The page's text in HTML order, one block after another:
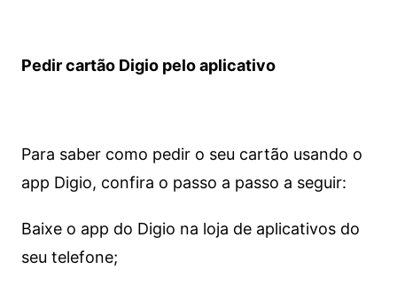
Pedir cartão Digio pelo aplicativo
Para saber como pedir o seu cartão usando o
app Digio, confira o passo a passo a seguir:
Baixe o app do Digio na loja de aplicativos do
seu telefone;